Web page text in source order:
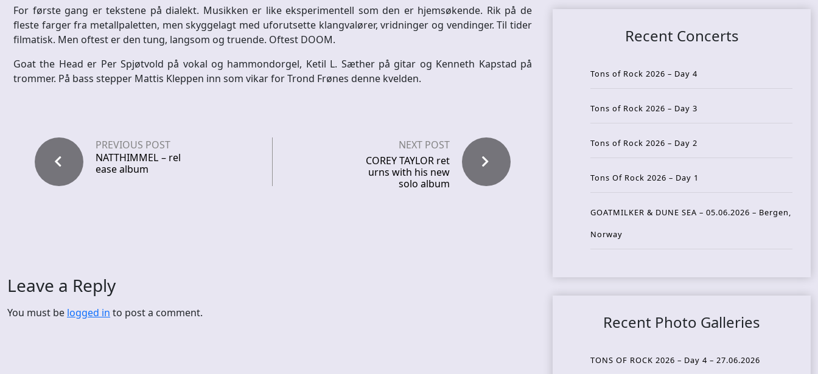
For første gang er tekstene på dialekt. Musikken er like eksperimentell som den er hjemsøkende. Rik på de
fleste farger fra metallpaletten, men skyggelagt med uforutsette klangvalører, vridninger og vendinger. Til tider
filmatisk. Men oftest er den tung, langsom og truende. Oftest DOOM.
Goat the Head er Per Spjøtvold på vokal og hammondorgel, Ketil L. Sæther på gitar og Kenneth Kapstad på
trommer. På bass stepper Mattis Kleppen inn som vikar for Trond Frønes denne kvelden.
PREVIOUS POST
NATTHIMMEL – rel
ease album
NEXT POST
COREY TAYLOR ret
urns with his new
solo album
Leave a Reply
You must be logged in to post a comment.
Recent Concerts
Tons of Rock 2026 – Day 4
Tons of Rock 2026 – Day 3
Tons of Rock 2026 – Day 2
Tons Of Rock 2026 – Day 1
GOATMILKER & DUNE SEA – 05.06.2026 – Bergen,
Norway
Recent Photo Galleries
TONS OF ROCK 2026 – Day 4 – 27.06.2026